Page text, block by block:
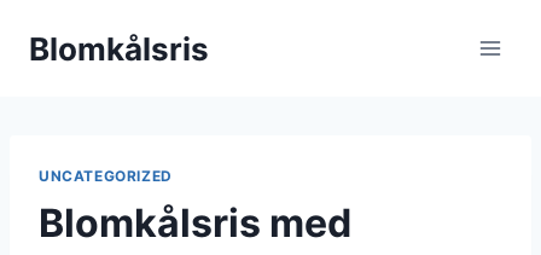
Blomkålsris
UNCATEGORIZED
Blomkålsris med